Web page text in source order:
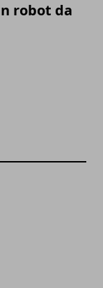
robot da